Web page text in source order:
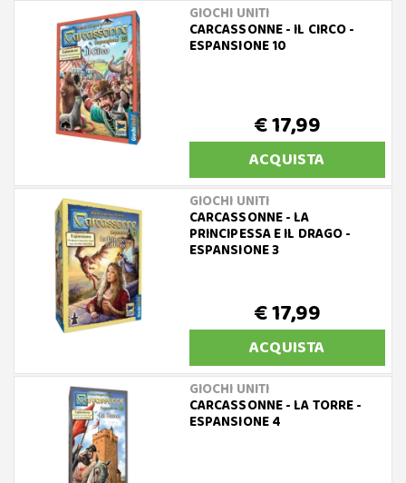
GIOCHI UNITI
CARCASSONNE - IL CIRCO -
ESPANSIONE 10
€ 17,99
ACQUISTA
GIOCHI UNITI
CARCASSONNE - LA
PRINCIPESSA E IL DRAGO -
ESPANSIONE 3
€ 17,99
ACQUISTA
GIOCHI UNITI
CARCASSONNE - LA TORRE -
ESPANSIONE 4